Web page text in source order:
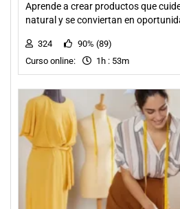
Aprende a crear productos que
natural y se conviertan en
324
90% (89)
Curso online:
1h : 53m